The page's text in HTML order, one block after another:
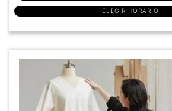
ELEGIR HORARIO